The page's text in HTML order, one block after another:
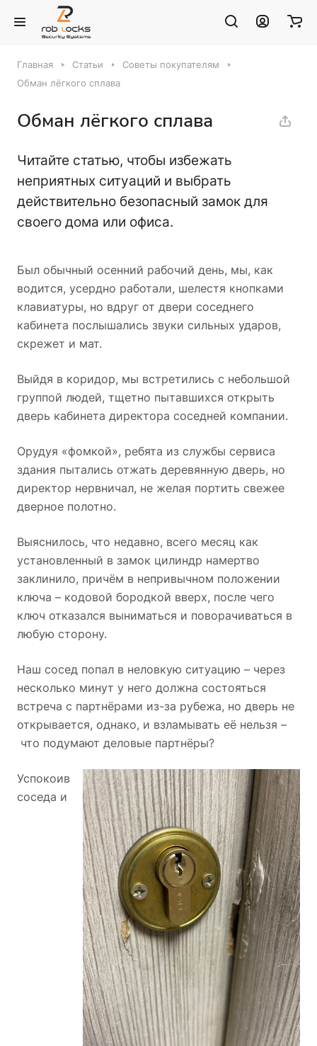
Главная Статьи
Советы покупателям
Обман лёгкого сплава
Обман лёгкого сплава
Читайте статью, чтобы избежать
неприятных ситуаций и выбрать
действительно безопасный замок для
своего дома или офиса.
Был обычный осенний рабочий день, мы, как
водится, усердно работали, шелестя кнопками
клавиатуры, но вдруг от двери соседнего
кабинета послышались звуки сильных ударов,
скрежет и мат.
Выйдя в коридор, мы встретились с небольшой
группой людей, тщетно пытавшихся открыть
дверь кабинета директора соседней компании.
Орудуя «фомкой», ребята из службы сервиса
здания пытались отжать деревянную дверь, но
директор нервничал, не желая портить свежее
дверное полотно.
Выяснилось, что недавно, всего месяц как
установленный в замок цилиндр намертво
заклинило, причём в непривычном положении
ключа – кодовой бородкой вверх, после чего
ключ отказался выниматься и поворачиваться в
любую сторону.
Наш сосед попал в неловкую ситуацию – через
несколько минут у него должна состояться
встреча с партнёрами из-за рубежа, но дверь не
открывается, однако, и взламывать её нельзя –
что подумают деловые партнёры?
Успокоив
соседа и